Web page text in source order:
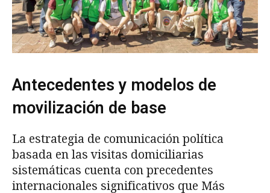
Antecedentes y modelos de
movilización de base
La estrategia de comunicación política
basada en las visitas domiciliarias
sistemáticas cuenta con precedentes
internacionales significativos que Más